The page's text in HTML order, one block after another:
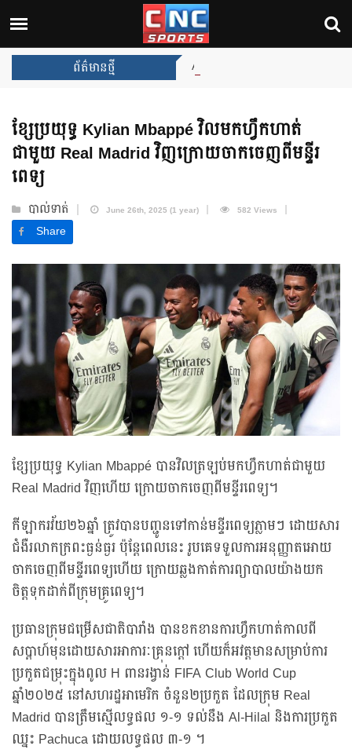
ព័ត៌មានថ្មី Arsenal បញ្ចប់ការរង់ចាំ ២២ ឆ្នាំ
ខ្សែប្រយុទ្ធ Kylian Mbappé វិលមកហ្វឹកហាត់
ជាមួយ Real Madrid វិញក្រោយចាកចេញពីមន្ទីរ
ពេទ្យ
បាល់ទាត់ June 26th, 2025 (1 year) 582 Views
Share
ខ្សែប្រយុទ្ធ Kylian Mbappé បានវិលត្រឡប់មកហ្វឹកហាត់ជាមួយ
Real Madrid វិញហើយ ក្រោយចាកចេញពីមន្ទីរពេទ្យ។
កីឡាករវ័យ២៦ឆ្នាំ ត្រូវបានបញ្ជូនទៅកាន់មន្ទីរពេទ្យភ្លាមៗ ដោយសារ
ជំងឺរលាកក្រពះធ្ងន់ធ្ងរ ប៉ុន្តែពេលនេះ រូបគេទទួលការអនុញ្ញាតអោយ
ចាកចេញពីមន្ទីរពេទ្យហើយ ក្រោយឆ្លងកាត់ការព្យាបាលយ៉ាងយក
ចិត្តទុកដាក់ពីក្រុមគ្រូពេទ្យ។
ប្រធានក្រុមជម្រើសជាតិបារាំង បានខកខានការហ្វឹកហាត់កាលពី
សប្តាហ៍មុនដោយសារអាការៈគ្រុនក្តៅ ហើយក៏អវត្តមានសម្រាប់ការ
ប្រកួតជម្រុះក្នុងពូល H ពានរង្វាន់ FIFA Club World Cup
ឆ្នាំ២០២៥ នៅសហរដ្ឋអាមេរិក ចំនួន២ប្រកួត ដែលក្រុម Real
Madrid បានត្រឹមស្មើលទ្ធផល ១-១ ទល់នឹង Al-Hilal និងការប្រកួត
ឈ្នះ Pachuca ដោយលទ្ធផល ៣-១ ។